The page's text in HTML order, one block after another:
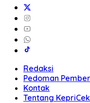
Redaksi
Pedoman
Kontak
Tentang KepriCek